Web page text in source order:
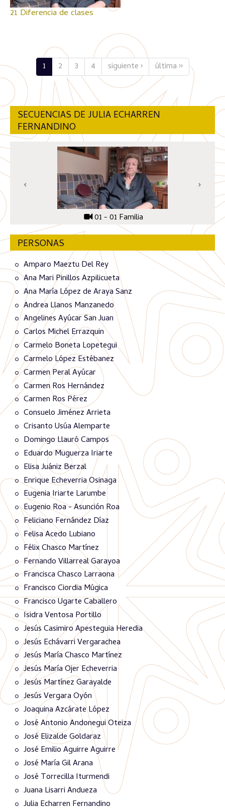
21 Diferencia de clases
1 2 3 4 siguiente › última ››
SECUENCIAS DE JULIA ECHARREN
FERNANDINO
01 - 01 Familia
PERSONAS
Amparo Maeztu Del Rey
Ana Mari Pinillos Azpilicueta
Ana María López de Araya Sanz
Andrea Llanos Manzanedo
Angelines Ayúcar San Juan
Carlos Michel Errazquin
Carmelo Boneta Lopetegui
Carmelo López Estébanez
Carmen Peral Ayúcar
Carmen Ros Hernández
Carmen Ros Pérez
Consuelo Jiménez Arrieta
Crisanto Usúa Alemparte
Domingo Llauró Campos
Eduardo Muguerza Iriarte
Elisa Juániz Berzal
Enrique Echeverria Osinaga
Eugenia Iriarte Larumbe
Eugenio Roa - Asunción Roa
Feliciano Fernández Díaz
Felisa Acedo Lubiano
Félix Chasco Martínez
Fernando Villarreal Garayoa
Francisca Chasco Larraona
Francisco Ciordia Múgica
Francisco Ugarte Caballero
Isidra Ventosa Portillo
Jesús Casimiro Apesteguia Heredia
Jesús Echávarri Vergarachea
Jesús María Chasco Martínez
Jesús María Ojer Echeverria
Jesús Martínez Garayalde
Jesús Vergara Oyón
Joaquina Azcárate López
José Antonio Andonegui Oteiza
José Elizalde Goldaraz
José Emilio Aguirre Aguirre
José María Gil Arana
José Torrecilla Iturmendi
Juana Lisarri Andueza
Julia Echarren Fernandino